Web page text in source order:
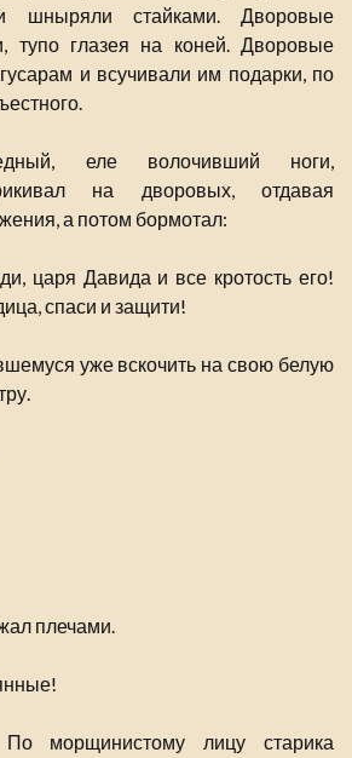
шныряли стайками. Дворовые
тупо глазея на коней. Дворовые
и всучивали им подарки, по
еле волочивший ноги,
на дворовых, отдавая
а потом бормотал:
царя Давида и все кротость его!
спаси и защити!
уже вскочить на свою белую
плечами.
морщинистому лицу старика